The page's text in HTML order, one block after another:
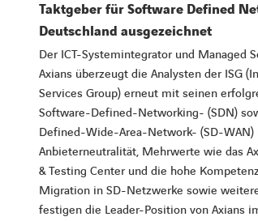
Taktgeber für Software Defined
Deutschland ausgezeichnet
Der ICT-Systemintegrator und Managed
Axians überzeugt die Analysten der ISG
Services Group) erneut mit seinen
Software-Defined-Networking- (SDN)
Defined-Wide-Area-Network- (SD-WAN)
Anbieterneutralität, Mehrwerte wie das
& Testing Center und die hohe
Migration in SD-Netzwerke sowie
festigen die Leader-Position von Axians